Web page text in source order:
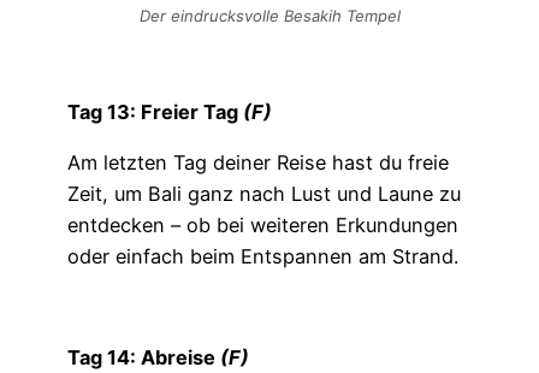
Der eindrucksvolle Besakih Tempel
Tag 13: Freier Tag (F)
Am letzten Tag deiner Reise hast du freie
Zeit, um Bali ganz nach Lust und Laune zu
entdecken – ob bei weiteren Erkundungen
oder einfach beim Entspannen am Strand.
Tag 14: Abreise (F)